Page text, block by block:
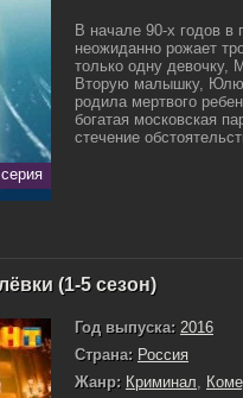
В начале 90-х годов в
неожиданно рожает
только одну девочку,
Вторую малышку, Юлю,
родила мертвого
богатая московская
стечение
(1-5 сезон)
Год выпуска: 2016
Страна: Россия
Жанр: Криминал,